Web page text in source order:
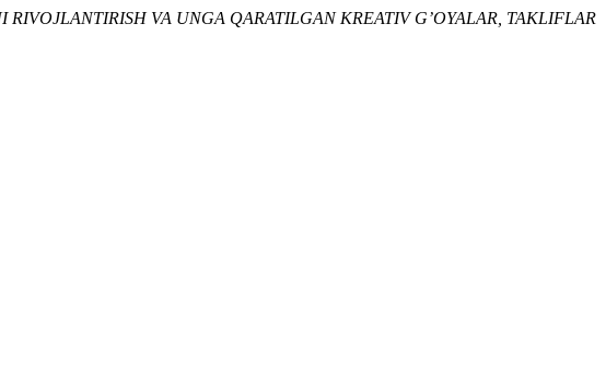
RIVOJLANTIRISH VA UNGA QARATILGAN KREATIV G’OYALAR, TAKLIFLAR